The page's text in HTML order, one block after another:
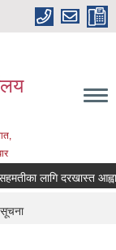
लागि दरखास्त आह्वान
सूचना